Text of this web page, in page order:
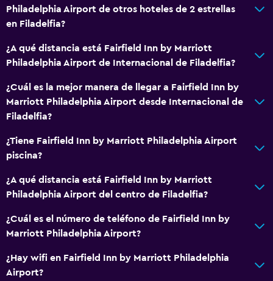
Philadelphia Airport de otros hoteles de 2 estrellas
en Filadelfia?
¿A qué distancia está Fairfield Inn by Marriott
Philadelphia Airport de Internacional de Filadelfia?
¿Cuál es la mejor manera de llegar a Fairfield Inn by
Marriott Philadelphia Airport desde Internacional de
Filadelfia?
¿Tiene Fairfield Inn by Marriott Philadelphia Airport
piscina?
¿A qué distancia está Fairfield Inn by Marriott
Philadelphia Airport del centro de Filadelfia?
¿Cuál es el número de teléfono de Fairfield Inn by
Marriott Philadelphia Airport?
¿Hay wifi en Fairfield Inn by Marriott Philadelphia
Airport?